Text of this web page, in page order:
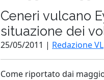
Ceneri vulcano
situazione dei
25/05/2011 | Redazione VL
Come riportato dai